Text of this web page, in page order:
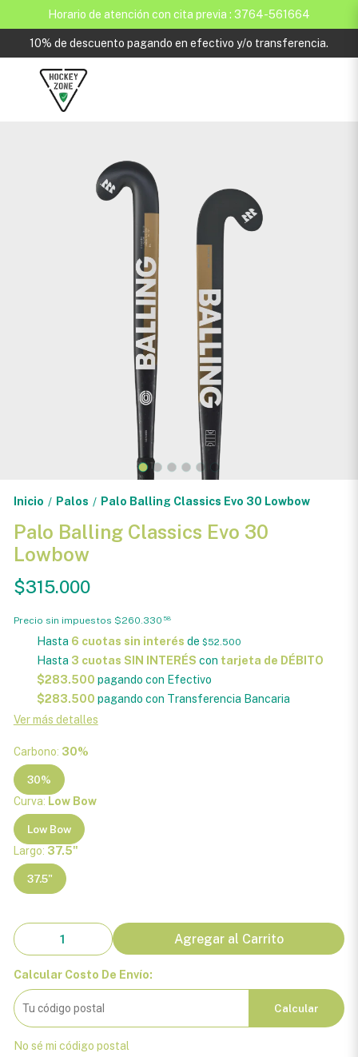
Horario de atención con cita previa : 3764-561664
10% de descuento pagando en efectivo y/o transferencia.
Inicio / Palos / Palo Balling Classics Evo 30 Lowbow
Palo Balling Classics Evo 30
Lowbow
$315.000
Precio sin impuestos $260.330 58
Hasta 6 cuotas sin interés de $52.500
Hasta 3 cuotas SIN INTERÉS con tarjeta de DÉBITO
$283.500 pagando con Efectivo
$283.500 pagando con Transferencia Bancaria
Ver más detalles
Carbono: 30%
30%
Curva: Low Bow
Low Bow
Largo: 37.5"
37.5"
Agregar al Carrito
Calcular Costo De Envío:
Calcular
No sé mi código postal